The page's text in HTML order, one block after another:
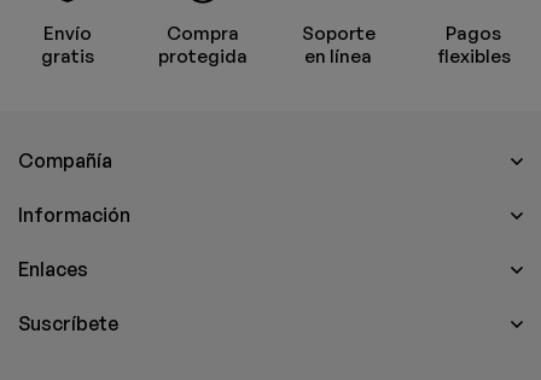
Envío
gratis
Compra
protegida
Soporte
en línea
Pagos
flexibles
Compañía
Información
Enlaces
Suscríbete